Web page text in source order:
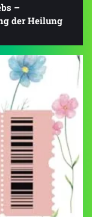
–
der Heilung